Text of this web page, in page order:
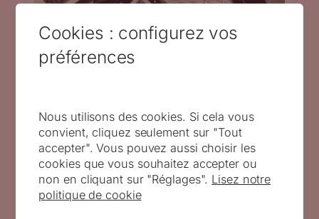
Del. & Sculp. N° 3 décembre 2012 – mars 2013
Cookies : configurez vos
préférences
Nous utilisons des cookies. Si cela vous
convient, cliquez seulement sur "Tout
accepter". Vous pouvez aussi choisir les
cookies que vous souhaitez accepter ou
non en cliquant sur "Réglages". Lisez notre
politique de cookie